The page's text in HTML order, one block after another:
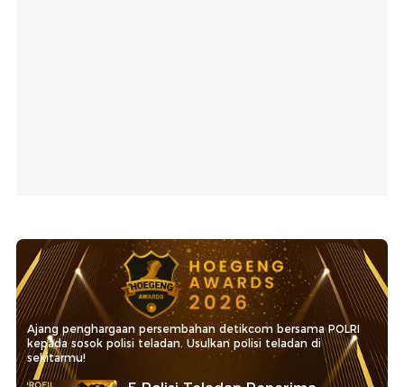
Ajang penghargaan persembahan detikcom bersama POLRI
kepada sosok polisi teladan. Usulkan polisi teladan di
sekitarmu!